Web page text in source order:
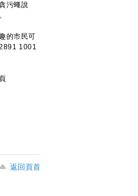
污蠅說
的市民可
1001
返回頁首